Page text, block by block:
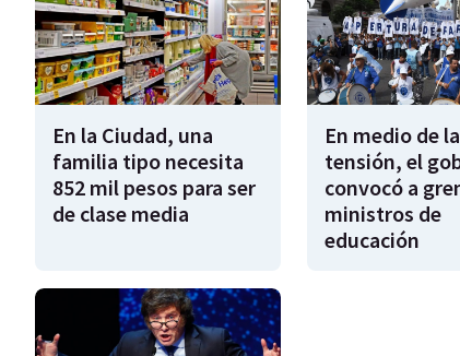
En la Ciudad, una
familia tipo necesita
852 mil pesos para ser
de clase media
En medio de la
tensión, el
convocó a
ministros de
educación